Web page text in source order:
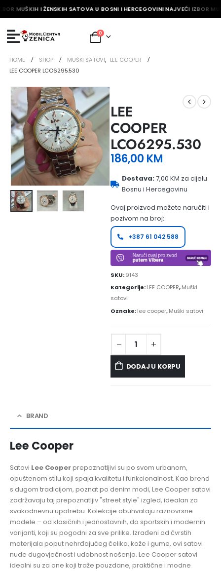
MUŠKIH I ŽENSKIH SATOVA U BOSNI I HERCEGOVINI NAJVEĆI IZBOR
0
HOME SHOP MUŠKI SATOVI, LEE COOPER
LEE COOPER LCO6295.530
LEE
COOPER
LCO6295.530
186,00 KM
Dostava:7,00 KM za cijelu
Bosnu i Hercegovinu
Ovaj proizvod možete naručiti i
pozivom na broj:
+387 61 042 588
SKU:9143
Kategorije:LEE COOPER,Muški
satovi
Oznake:lee cooper,Muški satovi
DODAJ U KORPU
BRAND
Lee Cooper
Satovi Lee Cooperprepoznatljivi su po svom urbanom,
opuštenom stilu koji spaja kvalitetu i funkcionalnost. Kao brend
s dugom tradicijom, poznat po denim modi, Lee Cooper satovi
zadržavaju taj prepoznatljiv "street style" izgled, idealan za
svakodnevnu upotrebu. Kolekcije obuhvataju raznovrsne
modele – od klasičnih i jednostavnih, do sportskih i modernih
varijanti, koji su pogodni za sve prilike. Izrađeni od čvrstih
materijala poput nehrđajućeg čelika, kože i gume, ovi satovi
nude dugovječnost i udobnost nošenja. Lee Cooper satovi
idealni su za one koji traže pouzdane, praktične i modne